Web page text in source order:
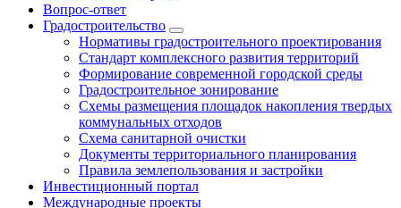
Вопрос-ответ
Градостроительство
Нормативы градостроительного проектирования
Стандарт комплексного развития территорий
Формирование современной городской среды
Градостроительное зонирование
Схемы размещения площадок накопления твердых
коммунальных отходов
Схема санитарной очистки
Документы территориального планирования
Правила землепользования и застройки
Инвестиционный портал
Международные проекты